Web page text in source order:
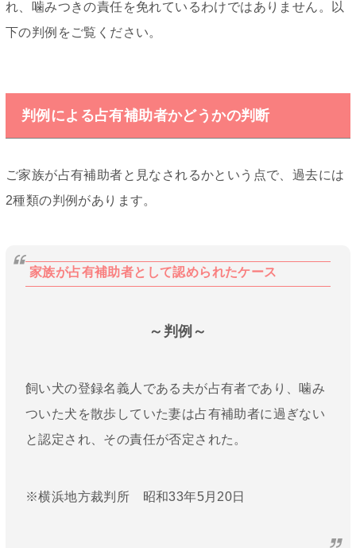
れ、噛みつきの責任を免れているわけではありません。以
下の判例をご覧ください。
判例による占有補助者かどうかの判断
ご家族が占有補助者と見なされるかという点で、過去には
2種類の判例があります。
家族が占有補助者として認められたケース
～判例～
飼い犬の登録名義人である夫が占有者であり、噛み
ついた犬を散歩していた妻は占有補助者に過ぎない
と認定され、その責任が否定された。
※横浜地方裁判所 昭和33年5月20日